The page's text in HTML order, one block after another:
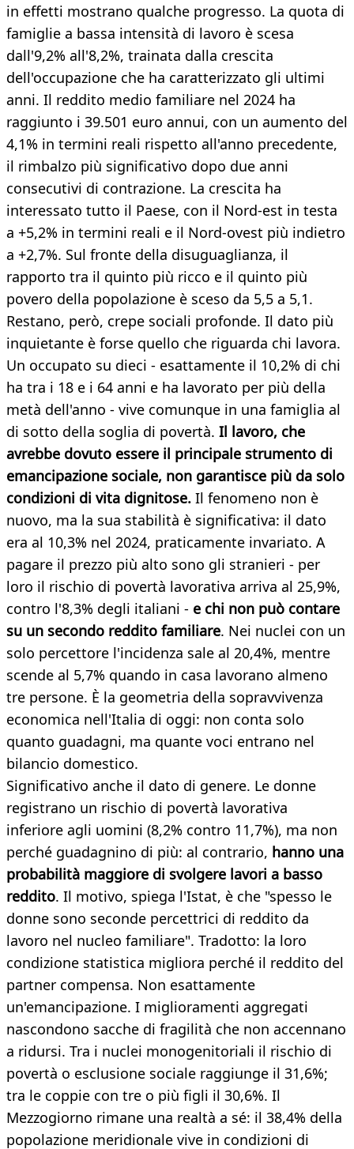
in effetti mostrano qualche progresso. La quota di
famiglie a bassa intensità di lavoro è scesa
dall'9,2% all'8,2%, trainata dalla crescita
dell'occupazione che ha caratterizzato gli ultimi
anni. Il reddito medio familiare nel 2024 ha
raggiunto i 39.501 euro annui, con un aumento del
4,1% in termini reali rispetto all'anno precedente,
il rimbalzo più significativo dopo due anni
consecutivi di contrazione. La crescita ha
interessato tutto il Paese, con il Nord-est in testa
a +5,2% in termini reali e il Nord-ovest più indietro
a +2,7%. Sul fronte della disuguaglianza, il
rapporto tra il quinto più ricco e il quinto più
povero della popolazione è sceso da 5,5 a 5,1.
Restano, però, crepe sociali profonde. Il dato più
inquietante è forse quello che riguarda chi lavora.
Un occupato su dieci - esattamente il 10,2% di chi
ha tra i 18 e i 64 anni e ha lavorato per più della
metà dell'anno - vive comunque in una famiglia al
di sotto della soglia di povertà. Il lavoro, che
avrebbe dovuto essere il principale strumento di
emancipazione sociale, non garantisce più da solo
condizioni di vita dignitose. Il fenomeno non è
nuovo, ma la sua stabilità è significativa: il dato
era al 10,3% nel 2024, praticamente invariato. A
pagare il prezzo più alto sono gli stranieri - per
loro il rischio di povertà lavorativa arriva al 25,9%,
contro l'8,3% degli italiani - e chi non può contare
su un secondo reddito familiare. Nei nuclei con un
solo percettore l'incidenza sale al 20,4%, mentre
scende al 5,7% quando in casa lavorano almeno
tre persone. È la geometria della sopravvivenza
economica nell'Italia di oggi: non conta solo
quanto guadagni, ma quante voci entrano nel
bilancio domestico.
Significativo anche il dato di genere. Le donne
registrano un rischio di povertà lavorativa
inferiore agli uomini (8,2% contro 11,7%), ma non
perché guadagnino di più: al contrario, hanno una
probabilità maggiore di svolgere lavori a basso
reddito. Il motivo, spiega l'Istat, è che "spesso le
donne sono seconde percettrici di reddito da
lavoro nel nucleo familiare". Tradotto: la loro
condizione statistica migliora perché il reddito del
partner compensa. Non esattamente
un'emancipazione. I miglioramenti aggregati
nascondono sacche di fragilità che non accennano
a ridursi. Tra i nuclei monogenitoriali il rischio di
povertà o esclusione sociale raggiunge il 31,6%;
tra le coppie con tre o più figli il 30,6%. Il
Mezzogiorno rimane una realtà a sé: il 38,4% della
popolazione meridionale vive in condizioni di